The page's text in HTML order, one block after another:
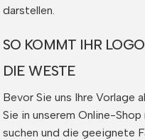
darstellen.
SO KOMMT IHR
DIE WESTE
Bevor Sie uns Ihre Vorlage
Sie in unserem Online-
suchen und die geeignete